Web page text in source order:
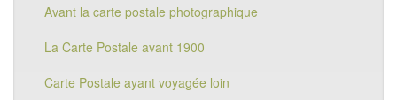
Avant la carte postale photographique
La Carte Postale avant 1900
Carte Postale ayant voyagée loin